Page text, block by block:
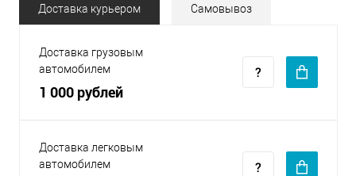
Доставка курьером Самовывоз
Доставка грузовым
автомобилем
1 000 рублей
Доставка легковым
автомобилем